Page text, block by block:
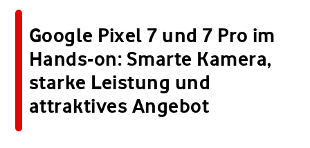
Google Pixel 7 und 7 Pro im
Hands-on: Smarte Kamera,
starke Leistung und
attraktives Angebot